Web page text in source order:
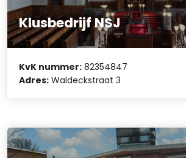
Klusbedrijf NSJ
KvK nummer: 82354847
Adres: Waldeckstraat 3